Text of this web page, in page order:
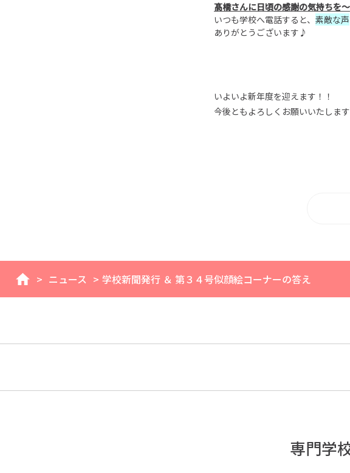
髙橋さんに日頃の感謝の気持ちを～
いつも学校へ電話すると、 素敵な声
ありがとうございます♪
いよいよ新年度を迎えます！！
今後ともよろしくお願いいたします
home
> ニュース > 学校新聞発行 ＆ 第３４号似顔絵コーナーの答え
専門学